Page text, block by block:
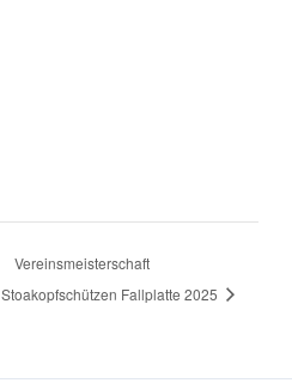
Vereinsmeisterschaft
Stoakopfschützen Fallplatte 2025